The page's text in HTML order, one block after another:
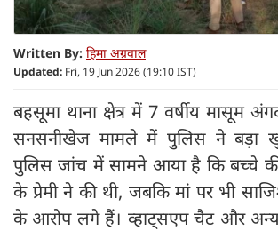
Written By: हिमा अग्रवाल
Updated: Fri, 19 Jun 2026 (19:10 IST)
बहसूमा थाना क्षेत्र में 7 वर्षीय मासूम
सनसनीखेज मामले में पुलिस ने बड़ा
पुलिस जांच में सामने आया है कि बच्चे
के प्रेमी ने की थी, जबकि मां पर भी
के आरोप लगे हैं। व्हाट्सएप चैट और अन्य